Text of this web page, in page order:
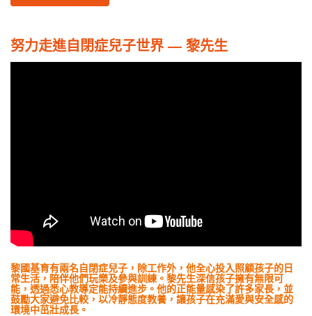
努力走進自閉症兒子世界 — 黎先生
黎國基育有兩名自閉症兒子，除工作外，他全心投入照顧孩子的日
常生活，陪伴他們玩樂及參與訓練。黎先生深信孩子擁有無限可
能，透過悉心教導定能持續進步。他的正能量感染了許多家長，並
鼓勵大家避免比較，以冷靜態度教養，讓孩子在充滿愛與安全感的
環境中茁壯成長。